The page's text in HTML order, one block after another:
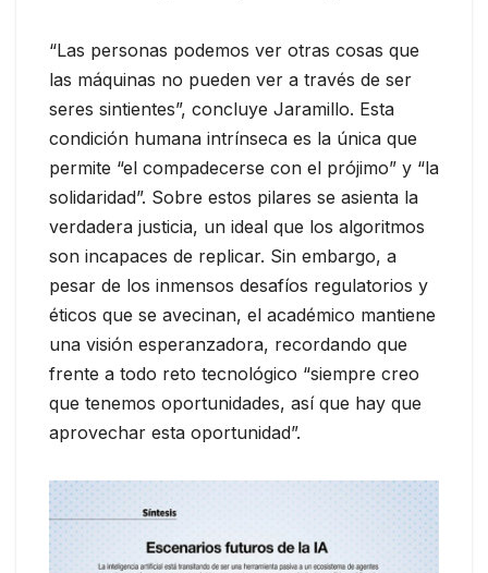
“Las personas podemos ver otras cosas que
las máquinas no pueden ver a través de ser
seres sintientes”, concluye Jaramillo. Esta
condición humana intrínseca es la única que
permite “el compadecerse con el prójimo” y “la
solidaridad”. Sobre estos pilares se asienta la
verdadera justicia, un ideal que los algoritmos
son incapaces de replicar. Sin embargo, a
pesar de los inmensos desafíos regulatorios y
éticos que se avecinan, el académico mantiene
una visión esperanzadora, recordando que
frente a todo reto tecnológico “siempre creo
que tenemos oportunidades, así que hay que
aprovechar esta oportunidad”.